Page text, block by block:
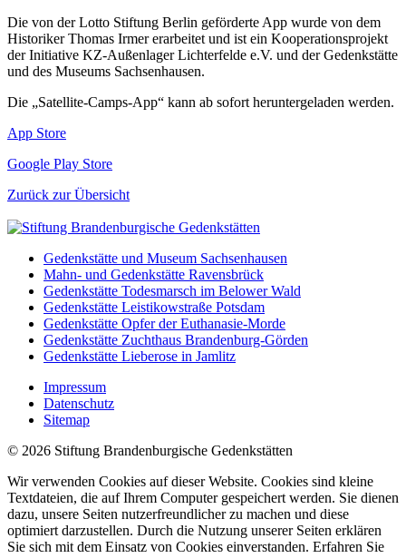
Die von der Lotto Stiftung Berlin geförderte App wurde von dem
Historiker Thomas Irmer erarbeitet und ist ein Kooperationsprojekt
der Initiative KZ-Außenlager Lichterfelde e.V. und der Gedenkstätte
und des Museums Sachsenhausen.
Die „Satellite-Camps-App“ kann ab sofort heruntergeladen werden.
App Store
Google Play Store
Zurück zur Übersicht
Gedenkstätte und Museum Sachsenhausen
Mahn- und Gedenkstätte Ravensbrück
Gedenkstätte Todesmarsch im Belower Wald
Gedenkstätte Leistikowstraße Potsdam
Gedenkstätte Opfer der Euthanasie-Morde
Gedenkstätte Zuchthaus Brandenburg-Görden
Gedenkstätte Lieberose in Jamlitz
Impressum
Datenschutz
Sitemap
© 2026 Stiftung Brandenburgische Gedenkstätten
Wir verwenden Cookies auf dieser Website. Cookies sind kleine
Textdateien, die auf Ihrem Computer gespeichert werden. Sie dienen
dazu, unsere Seiten nutzerfreundlicher zu machen und diese
optimiert darzustellen. Durch die Nutzung unserer Seiten erklären
Sie sich mit dem Einsatz von Cookies einverstanden. Erfahren Sie